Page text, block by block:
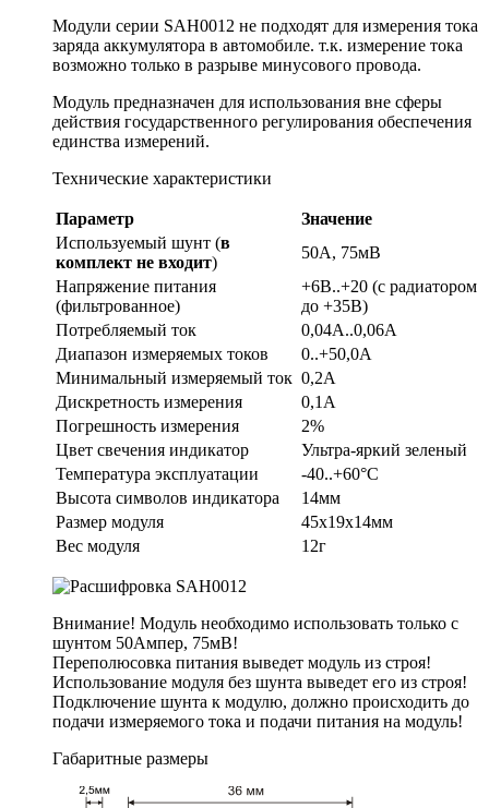
Модули серии SAH0012 не подходят для измерения тока
заряда аккумулятора в автомобиле. т.к. измерение тока
возможно только в разрыве минусового провода.
Модуль предназначен для использования вне сферы
действия государственного регулирования обеспечения
единства измерений.
Технические характеристики
Параметр
Значение
Используемый шунт (в
комплект не входит)
50А, 75мВ
Напряжение питания
(фильтрованное)
+6В..+20 (с радиатором
до +35В)
Потребляемый ток
0,04A..0,06А
Диапазон измеряемых токов
0..+50,0А
Минимальный измеряемый ток 0,2А
Дискретность измерения
0,1А
Погрешность измерения
2%
Цвет свечения индикатор
Ультра-яркий зеленый
Температура эксплуатации
-40..+60°C
Высота символов индикатора
14мм
Размер модуля
45х19х14мм
Вес модуля
12г
Внимание! Модуль необходимо использовать только с
шунтом 50Ампер, 75мВ!
Переполюсовка питания выведет модуль из строя!
Использование модуля без шунта выведет его из строя!
Подключение шунта к модулю, должно происходить до
подачи измеряемого тока и подачи питания на модуль!
Габаритные размеры